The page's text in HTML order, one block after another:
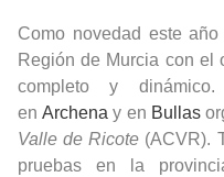
Como novedad este
Región de Murcia con el
completo y
enArchena y en Bullas
Valle de Ricote (ACVR).
pruebas en la